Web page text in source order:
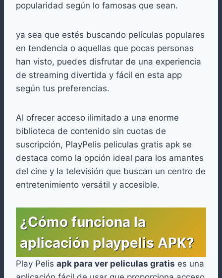
popularidad según lo famosas que sean.
ya sea que estés buscando películas populares
en tendencia o aquellas que pocas personas
han visto, puedes disfrutar de una experiencia
de streaming divertida y fácil en esta app
según tus preferencias.
Al ofrecer acceso ilimitado a una enorme
biblioteca de contenido sin cuotas de
suscripción, PlayPelis peliculas gratis apk se
destaca como la opción ideal para los amantes
del cine y la televisión que buscan un centro de
entretenimiento versátil y accesible.
¿Cómo funciona la
aplicación playpelis APK?
Play Pelis apk para ver peliculas gratis es una